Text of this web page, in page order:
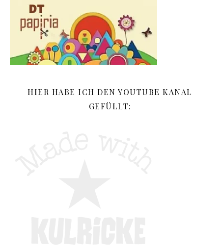
HIER HABE ICH DEN YOUTUBE KANAL
GEFÜLLT: